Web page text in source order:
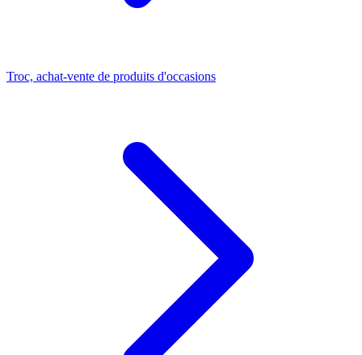
Troc, achat-vente de produits d'occasions